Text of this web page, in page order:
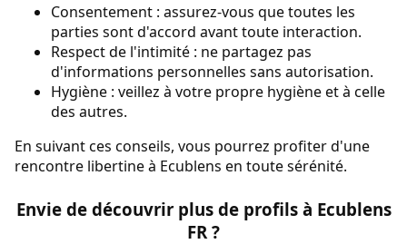
Consentement : assurez-vous que toutes les
parties sont d'accord avant toute interaction.
Respect de l'intimité : ne partagez pas
d'informations personnelles sans autorisation.
Hygiène : veillez à votre propre hygiène et à celle
des autres.
En suivant ces conseils, vous pourrez profiter d'une
rencontre libertine à Ecublens en toute sérénité.
Envie de découvrir plus de profils à Ecublens
FR ?